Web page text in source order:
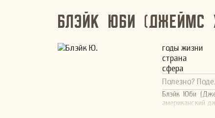
Блэйк Юби (Джеймс
годы жизни
страна
сфера
Полезно?
Блэйк Юби
американский